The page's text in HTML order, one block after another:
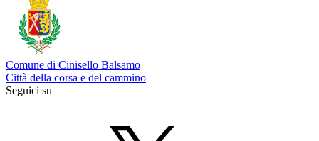
Comune di Cinisello Balsamo
Città della corsa e del cammino
Seguici su